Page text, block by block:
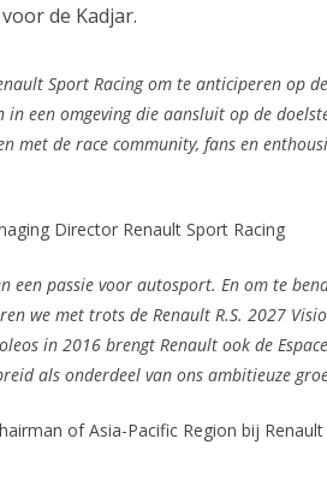
de Kadjar.
Sport Racing om te anticiperen op
in een omgeving die aansluit op de
met de race community, fans en
Director Renault Sport Racing
een passie voor autosport. En om te
we met trots de Renault R.S. 2027
in 2016 brengt Renault ook de
als onderdeel van ons ambitieuze
of Asia-Pacific Region bij